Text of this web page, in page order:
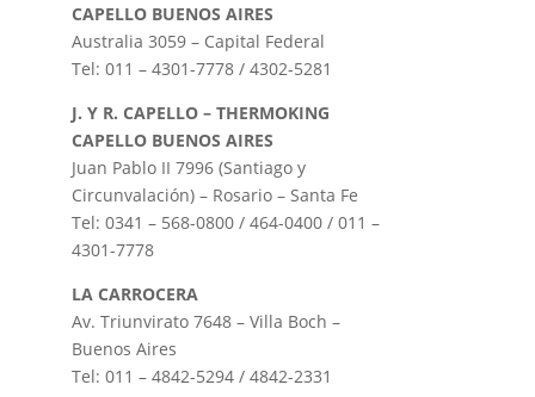
CAPELLO BUENOS AIRES
Australia 3059 – Capital Federal
Tel: 011 – 4301-7778 / 4302-5281
J. Y R. CAPELLO – THERMOKING
CAPELLO BUENOS AIRES
Juan Pablo II 7996 (Santiago y
Circunvalación) – Rosario – Santa Fe
Tel: 0341 – 568-0800 / 464-0400 / 011 –
4301-7778
LA CARROCERA
Av. Triunvirato 7648 – Villa Boch –
Buenos Aires
Tel: 011 – 4842-5294 / 4842-2331